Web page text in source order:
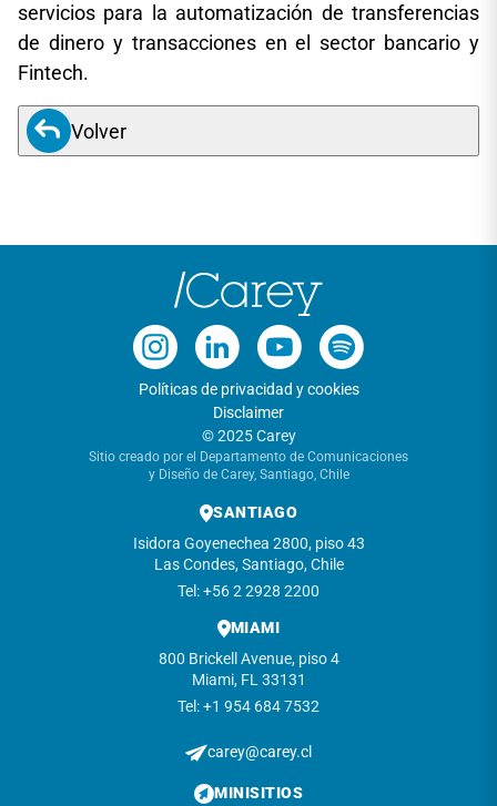
servicios para la automatización de transferencias
de dinero y transacciones en el sector bancario y
Fintech.
Volver
Políticas de privacidad y cookies
Disclaimer
© 2025 Carey
Sitio creado por el Departamento de Comunicaciones
y Diseño de Carey, Santiago, Chile
SANTIAGO
Isidora Goyenechea 2800, piso 43
Las Condes, Santiago, Chile
Tel: +56 2 2928 2200
MIAMI
800 Brickell Avenue, piso 4
Miami, FL 33131
Tel: +1 954 684 7532
carey@carey.cl
MINISITIOS